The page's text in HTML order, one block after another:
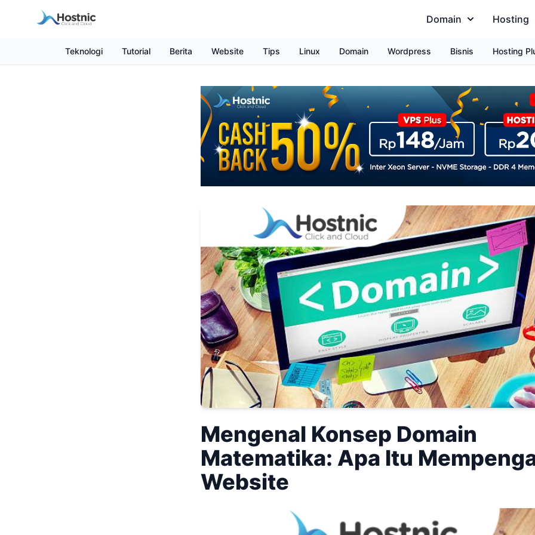
Domain Hosting
Teknologi Tutorial Berita Website Tips Linux Domain Wordpress Bisnis Hosting
Mengenal Konsep Domain
Matematika: Apa Itu
Website